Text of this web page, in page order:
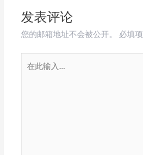
发表评论
您的邮箱地址不会被公开。 必填